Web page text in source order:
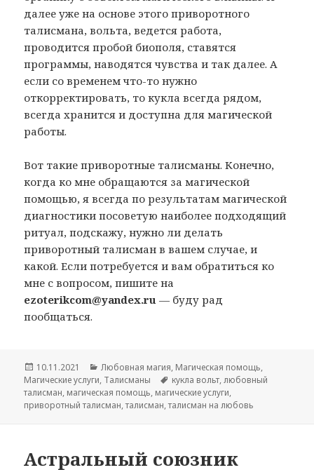
далее уже на основе этого приворотного
талисмана, вольта, ведется работа,
проводится пробой биополя, ставятся
программы, наводятся чувства и так далее. А
если со временем что-то нужно
откорректировать, то кукла всегда рядом,
всегда хранится и доступна для магической
работы.
Вот такие приворотные талисманы. Конечно,
когда ко мне обращаются за магической
помощью, я всегда по результатам магической
диагностики посоветую наиболее подходящий
ритуал, подскажу, нужно ли делать
приворотный талисман в вашем случае, и
какой. Если потребуется и вам обратиться ко
мне с вопросом, пишите на
ezoterikcom@yandex.ru — буду рад
пообщаться.
Опубликовано
10.11.2021 Рубрики
Любовная магия, Магическая помощь,
Магические услуги, Талисманы Метки
кукла вольт,любовный
талисман, магическая помощь, магические услуги,
приворотный талисман,талисман,талисман на любовь
Астральный союзник